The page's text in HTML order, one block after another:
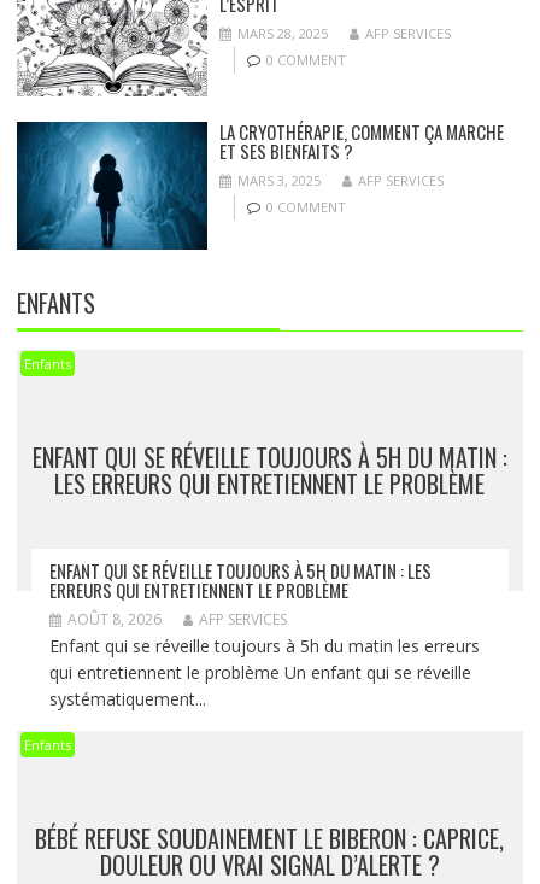
MARS 28, 2025
AFP SERVICES
0 COMMENT
LA CRYOTHÉRAPIE, COMMENT ÇA MARCHE
ET SES BIENFAITS ?
MARS 3, 2025
AFP SERVICES
0 COMMENT
ENFANTS
ENFANT QUI SE RÉVEILLE TOUJOURS À 5H DU MATIN :
LES ERREURS QUI ENTRETIENNENT LE PROBLÈME
Enfants
ENFANT QUI SE RÉVEILLE TOUJOURS À 5H DU MATIN : LES
ERREURS QUI ENTRETIENNENT LE PROBLÈME
AOÛT 8, 2026 AFP SERVICES
Enfant qui se réveille toujours à 5h du matin les erreurs
qui entretiennent le problème Un enfant qui se réveille
systématiquement...
BÉBÉ REFUSE SOUDAINEMENT LE BIBERON : CAPRICE,
DOULEUR OU VRAI SIGNAL D’ALERTE ?
Enfants